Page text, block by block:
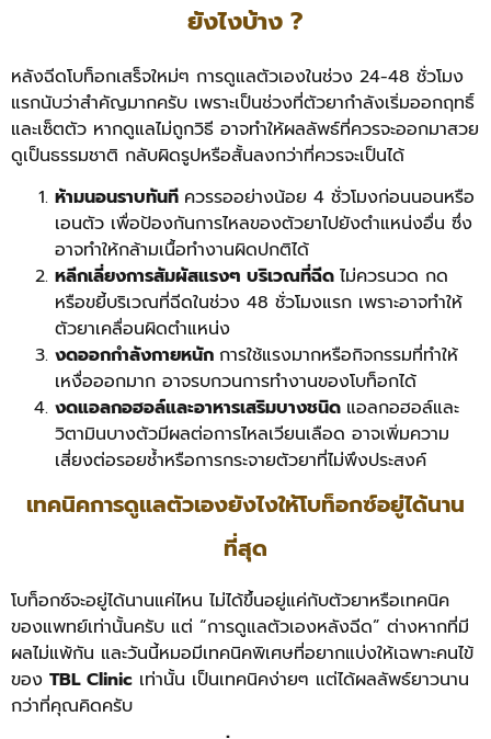
ยังไงบ้าง ?
หลังฉีดโบท็อกเสร็จใหม่ๆ การดูแลตัวเองในช่วง 24-48 ชั่วโมง
แรกนับว่าสำคัญมากครับ เพราะเป็นช่วงที่ตัวยากำลังเริ่มออกฤทธิ์
และเซ็ตตัว หากดูแลไม่ถูกวิธี อาจทำให้ผลลัพธ์ที่ควรจะออกมาสวย
ดูเป็นธรรมชาติ กลับผิดรูปหรือสั้นลงกว่าที่ควรจะเป็นได้
ห้ามนอนราบทันที ควรรออย่างน้อย 4 ชั่วโมงก่อนนอนหรือ
เอนตัว เพื่อป้องกันการไหลของตัวยาไปยังตำแหน่งอื่น ซึ่ง
อาจทำให้กล้ามเนื้อทำงานผิดปกติได้
หลีกเลี่ยงการสัมผัสแรงๆ บริเวณที่ฉีด ไม่ควรนวด กด
หรือขยี้บริเวณที่ฉีดในช่วง 48 ชั่วโมงแรก เพราะอาจทำให้
ตัวยาเคลื่อนผิดตำแหน่ง
งดออกกำลังกายหนัก การใช้แรงมากหรือกิจกรรมที่ทำให้
เหงื่อออกมาก อาจรบกวนการทำงานของโบท็อกได้
งดแอลกอฮอล์และอาหารเสริมบางชนิด แอลกอฮอล์และ
วิตามินบางตัวมีผลต่อการไหลเวียนเลือด อาจเพิ่มความ
เสี่ยงต่อรอยช้ำหรือการกระจายตัวยาที่ไม่พึงประสงค์
เทคนิคการดูแลตัวเองยังไงให้โบท็อกซ์อยู่ได้นาน
ที่สุด
โบท็อกซ์จะอยู่ได้นานแค่ไหน ไม่ได้ขึ้นอยู่แค่กับตัวยาหรือเทคนิค
ของแพทย์เท่านั้นครับ แต่ “การดูแลตัวเองหลังฉีด” ต่างหากที่มี
ผลไม่แพ้กัน และวันนี้หมอมีเทคนิคพิเศษที่อยากแบ่งให้เฉพาะคนไข้
ของ TBL Clinic เท่านั้น เป็นเทคนิคง่ายๆ แต่ได้ผลลัพธ์ยาวนาน
กว่าที่คุณคิดครับ